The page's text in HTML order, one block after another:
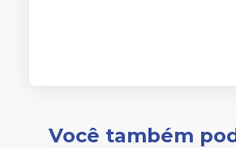
Você também